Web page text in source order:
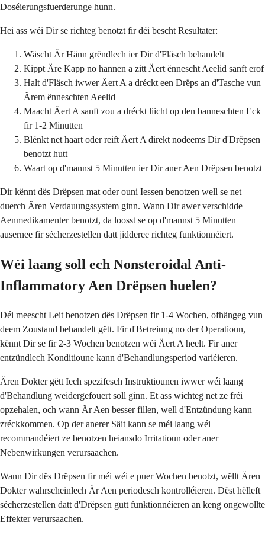
Doséierungsfuerderunge hunn.
Hei ass wéi Dir se richteg benotzt fir déi bescht Resultater:
Wäscht Är Hänn grëndlech ier Dir d'Fläsch behandelt
Kippt Äre Kapp no hannen a zitt Äert ënnescht Aeelid sanft erof
Halt d'Fläsch iwwer Äert A a dréckt een Drëps an d'Tasche vun
Ärem ënneschten Aeelid
Maacht Äert A sanft zou a dréckt liicht op den banneschten Eck
fir 1-2 Minutten
Blénkt net haart oder reift Äert A direkt nodeems Dir d'Drëpsen
benotzt hutt
Waart op d'mannst 5 Minutten ier Dir aner Aen Drëpsen benotzt
Dir kënnt dës Drëpsen mat oder ouni Iessen benotzen well se net
duerch Ären Verdauungssystem ginn. Wann Dir awer verschidde
Aenmedikamenter benotzt, da loosst se op d'mannst 5 Minutten
ausernee fir sécherzestellen datt jidderee richteg funktionnéiert.
Wéi laang soll ech Nonsteroidal Anti-
Inflammatory Aen Drëpsen huelen?
Déi meescht Leit benotzen dës Drëpsen fir 1-4 Wochen, ofhängeg vun
deem Zoustand behandelt gëtt. Fir d'Betreiung no der Operatioun,
kënnt Dir se fir 2-3 Wochen benotzen wéi Äert A heelt. Fir aner
entzündlech Konditioune kann d'Behandlungsperiod variéieren.
Ären Dokter gëtt Iech spezifesch Instruktiounen iwwer wéi laang
d'Behandlung weidergefouert soll ginn. Et ass wichteg net ze fréi
opzehalen, och wann Är Aen besser fillen, well d'Entzündung kann
zréckkommen. Op der anerer Säit kann se méi laang wéi
recommandéiert ze benotzen heiansdo Irritatioun oder aner
Nebenwirkungen verursaachen.
Wann Dir dës Drëpsen fir méi wéi e puer Wochen benotzt, wëllt Ären
Dokter wahrscheinlech Är Aen periodesch kontrolléieren. Dëst hëlleft
sécherzestellen datt d'Drëpsen gutt funktionnéieren an keng ongewollte
Effekter verursaachen.